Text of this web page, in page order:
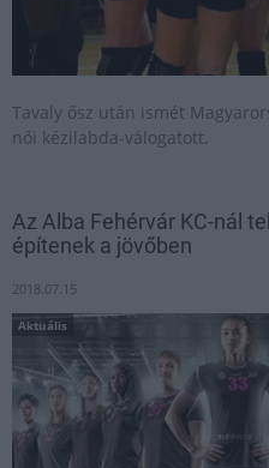
Tavaly ősz után ismét
női kézilabda-válogatott.
Az Alba Fehérvár KC-nál
építenek a jövőben
2018.07.15
Aktuális